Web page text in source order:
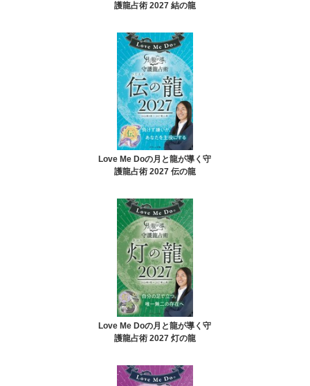
護龍占術 2027 結の龍
Love Me Doの月と龍が導く守
護龍占術 2027 伝の龍
Love Me Doの月と龍が導く守
護龍占術 2027 灯の龍